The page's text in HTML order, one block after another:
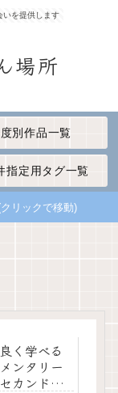
いを提供します
場所
別作品一覧
指定用タグ一覧
リックで移動)
く学べる
ンタリー
カンドキ